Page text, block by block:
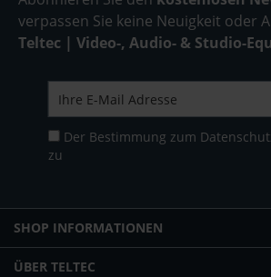
verpassen Sie keine Neuigkeit oder
Teltec | Video-, Audio- & Studio-
Der Bestimmung zum
zu
SHOP INFORMATIONEN
ÜBER TELTEC